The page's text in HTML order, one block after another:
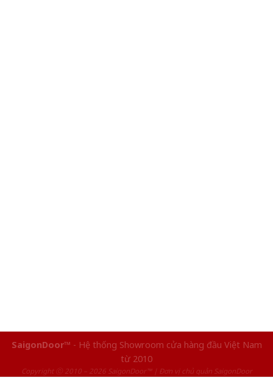
SaigonDoor™ - Hệ thống Showroom cửa hàng đầu Việt Nam
từ 2010
Copyright ⓒ 2010 – 2026 SaigonDoor™ | Đơn vị chủ quản SaigonDoor